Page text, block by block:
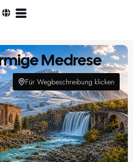
Medrese
Für Wegbeschreibung klicken